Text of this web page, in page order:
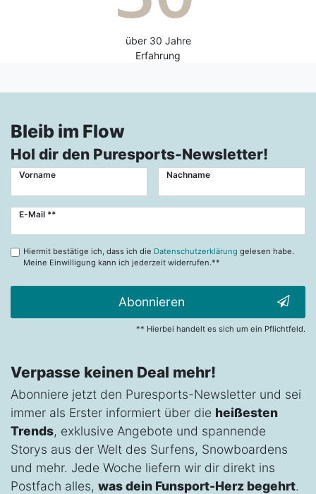
über 30 Jahre
Erfahrung
Bleib im Flow
Hol dir den Puresports-Newsletter!
Vorname Nachname
E-Mail **
Newsletter
Hiermit bestätige ich, dass ich die Datenschutzerklärung gelesen habe.
Meine Einwilligung kann ich jederzeit widerrufen.**
Abonnieren
** Hierbei handelt es sich um ein Pflichtfeld.
Verpasse keinen Deal mehr!
Abonniere jetzt den Puresports-Newsletter und sei
immer als Erster informiert über die heißesten
Trends, exklusive Angebote und spannende
Storys aus der Welt des Surfens, Snowboardens
und mehr. Jede Woche liefern wir dir direkt ins
Postfach alles, was dein Funsport-Herz begehrt.